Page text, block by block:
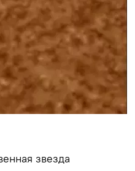
звезда